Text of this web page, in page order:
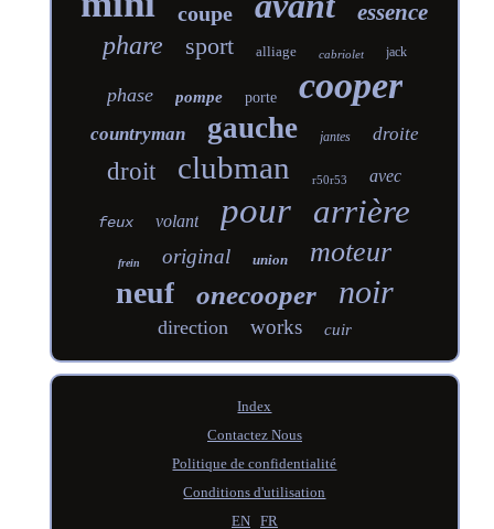
coupe essence
phare sport alliage cabriolet jack
phase pompe porte cooper
countryman gauche jantes droite
droit clubman r50r53 avec
feux volant pour arrière
frein original union moteur
neuf onecooper noir
direction works cuir
Index
Contactez Nous
Politique de confidentialité
Conditions d'utilisation
EN
FR